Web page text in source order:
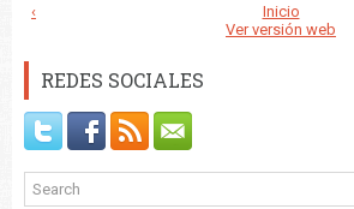
‹
Inicio
Ver versión web
REDES SOCIALES